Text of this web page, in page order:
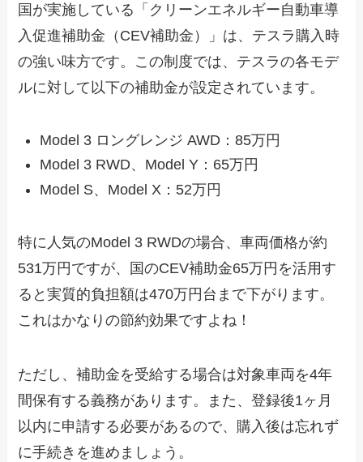
国が実施している「クリーンエネルギー自動車導
入促進補助金（CEV補助金）」は、テスラ購入時
の強い味方です。この制度では、テスラの各モデ
ルに対して以下の補助金が設定されています。
Model 3 ロングレンジ AWD：85万円
Model 3 RWD、Model Y：65万円
Model S、Model X：52万円
特に人気のModel 3 RWDの場合、車両価格が約
531万円ですが、国のCEV補助金65万円を活用す
ると実質的負担額は470万円台まで下がります。
これはかなりの節約効果ですよね！
ただし、補助金を受給する場合は対象車両を4年
間保有する義務があります。また、登録後1ヶ月
以内に申請する必要があるので、購入後は忘れず
に手続きを進めましょう。